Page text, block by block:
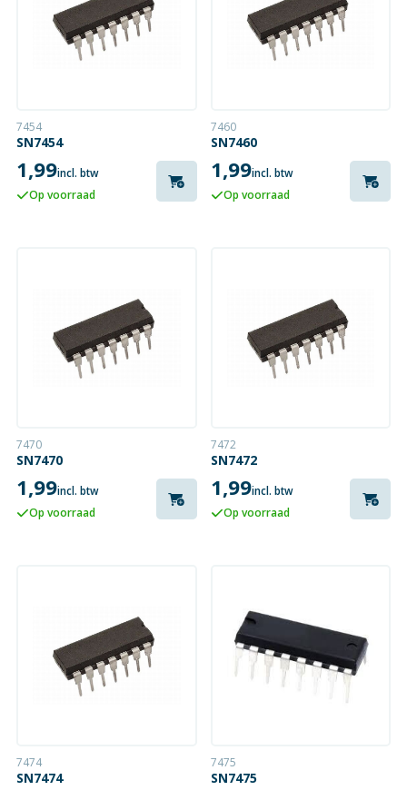
7454
SN7454
1,99incl. btw
Op voorraad
7460
SN7460
1,99incl. btw
Op voorraad
7470
SN7470
1,99incl. btw
Op voorraad
7472
SN7472
1,99incl. btw
Op voorraad
7474
SN7474
7475
SN7475